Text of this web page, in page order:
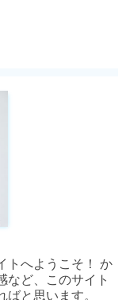
トへようこそ！ か
など、このサイト
と思います。